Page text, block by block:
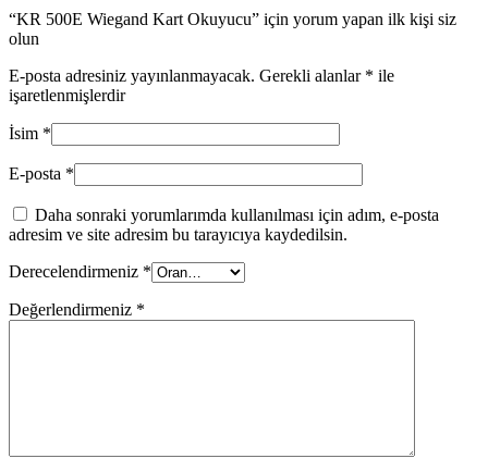
“KR 500E Wiegand Kart Okuyucu” için yorum yapan ilk kişi siz
olun
E-posta adresiniz yayınlanmayacak. Gerekli alanlar * ile
işaretlenmişlerdir
İsim *
E-posta *
Daha sonraki yorumlarımda kullanılması için adım, e-posta
adresim ve site adresim bu tarayıcıya kaydedilsin.
Derecelendirmeniz *
Değerlendirmeniz *